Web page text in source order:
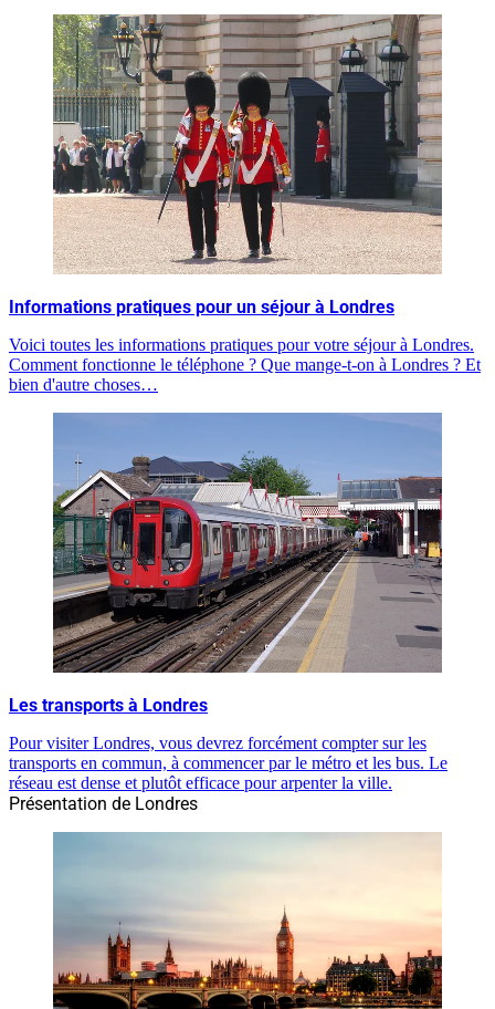
Informations pratiques pour un séjour à Londres
Voici toutes les informations pratiques pour votre séjour à Londres.
Comment fonctionne le téléphone ? Que mange-t-on à Londres ? Et
bien d'autre choses…
Les transports à Londres
Pour visiter Londres, vous devrez forcément compter sur les
transports en commun, à commencer par le métro et les bus. Le
réseau est dense et plutôt efficace pour arpenter la ville.
Présentation de Londres